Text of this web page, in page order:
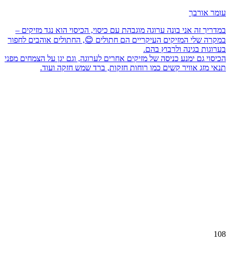
עומר אורבך
במדריך זה אני בונה ערוגה מוגבהת עם כיסוי, הכיסוי הוא נגד מזיקים –
במקרה שלי המזיקים העיקריים הם חתולים 😊, החתולים אוהבים לחפור
בערוגות בגינה ולרבוץ בהם.
הכיסוי גם ימנע כניסה של מזיקים אחרים לערוגה, וגם יגן על הצמחים מפני
תנאי מזג אוויר קשים כמו רוחות חזקות, ברד שמש חזקה ועוד.
108